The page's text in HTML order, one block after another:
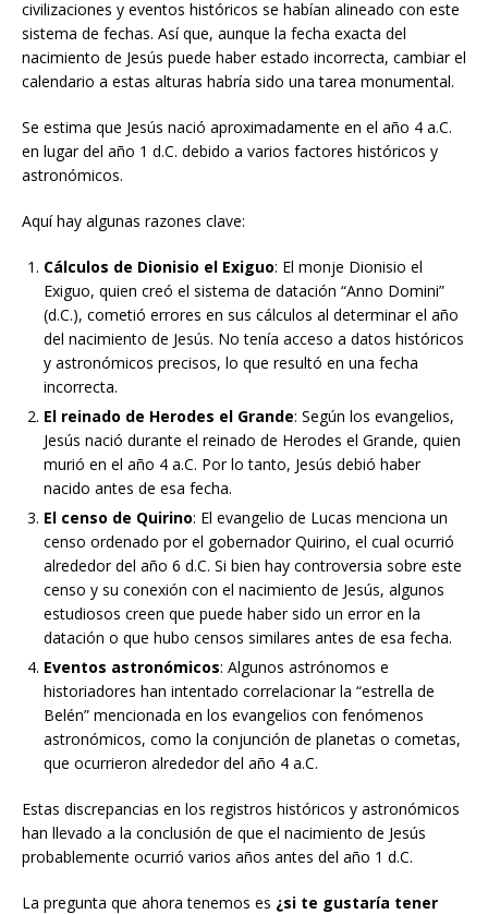
civilizaciones y eventos históricos se habían alineado con este
sistema de fechas. Así que, aunque la fecha exacta del
nacimiento de Jesús puede haber estado incorrecta, cambiar el
calendario a estas alturas habría sido una tarea monumental.
Se estima que Jesús nació aproximadamente en el año 4 a.C.
en lugar del año 1 d.C. debido a varios factores históricos y
astronómicos.
Aquí hay algunas razones clave:
Cálculos de Dionisio el Exiguo: El monje Dionisio el
Exiguo, quien creó el sistema de datación “Anno Domini”
(d.C.), cometió errores en sus cálculos al determinar el año
del nacimiento de Jesús. No tenía acceso a datos históricos
y astronómicos precisos, lo que resultó en una fecha
incorrecta.
El reinado de Herodes el Grande: Según los evangelios,
Jesús nació durante el reinado de Herodes el Grande, quien
murió en el año 4 a.C. Por lo tanto, Jesús debió haber
nacido antes de esa fecha.
El censo de Quirino: El evangelio de Lucas menciona un
censo ordenado por el gobernador Quirino, el cual ocurrió
alrededor del año 6 d.C. Si bien hay controversia sobre este
censo y su conexión con el nacimiento de Jesús, algunos
estudiosos creen que puede haber sido un error en la
datación o que hubo censos similares antes de esa fecha.
Eventos astronómicos: Algunos astrónomos e
historiadores han intentado correlacionar la “estrella de
Belén” mencionada en los evangelios con fenómenos
astronómicos, como la conjunción de planetas o cometas,
que ocurrieron alrededor del año 4 a.C.
Estas discrepancias en los registros históricos y astronómicos
han llevado a la conclusión de que el nacimiento de Jesús
probablemente ocurrió varios años antes del año 1 d.C.
La pregunta que ahora tenemos es ¿si te gustaría tener